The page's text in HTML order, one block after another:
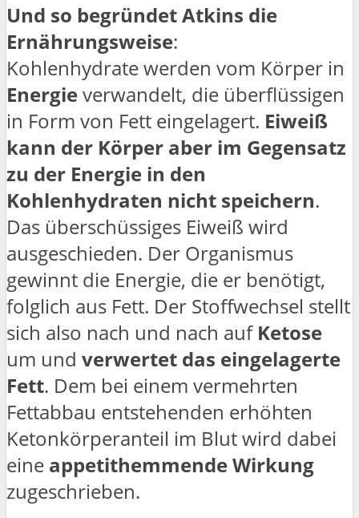
Und so begründet Atkins die
Ernährungsweise:
Kohlenhydrate werden vom Körper in
Energieverwandelt, die überflüssigen
in Form von Fett eingelagert. Eiweiß
kann der Körper aber im Gegensatz
zu der Energie in den
Kohlenhydraten nicht speichern.
Das überschüssiges Eiweiß wird
ausgeschieden. Der Organismus
gewinnt die Energie, die er benötigt,
folglich aus Fett. Der Stoffwechsel stellt
sich also nach und nach auf Ketose
um und verwertet das eingelagerte
Fett. Dem bei einem vermehrten
Fettabbau entstehenden erhöhten
Ketonkörperanteil im Blut wird dabei
eine appetithemmende Wirkung
zugeschrieben.